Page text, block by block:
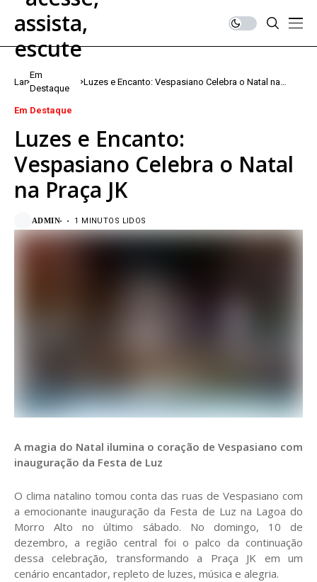
Lar
Em
Destaque
Luzes e Encanto: Vespasiano Celebra o Natal na
Em Destaque
Luzes e Encanto:
Vespasiano Celebra o Natal
na Praça JK
ADMIN 1 MINUTOS LIDOS
A magia do Natal ilumina o coração de Vespasiano com
inauguração da Festa de Luz
O clima natalino tomou conta das ruas de Vespasiano com
a emocionante inauguração da Festa de Luz na Lagoa do
Morro Alto no último sábado. No domingo, 10 de
dezembro, a região central foi o palco da continuação
dessa celebração, transformando a Praça JK em um
cenário encantador, repleto de luzes, música e alegria.